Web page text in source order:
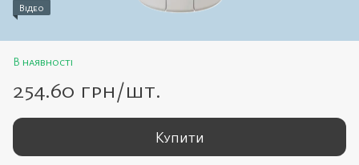
Відео
В наявності
254.60 грн/шт.
Купити